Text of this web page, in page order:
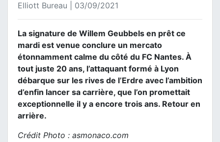
Elliott Bureau | 03/09/2021
La signature de Willem Geubbels en prêt ce
mardi est venue conclure un mercato
étonnamment calme du côté du FC Nantes. À
tout juste 20 ans, l’attaquant formé à Lyon
débarque sur les rives de l’Erdre avec l’ambition
d’enfin lancer sa carrière, que l’on promettait
exceptionnelle il y a encore trois ans. Retour en
arrière.
Crédit Photo : asmonaco.com